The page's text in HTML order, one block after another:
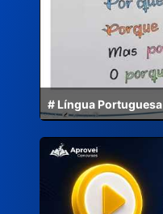
# Língua Portuguesa